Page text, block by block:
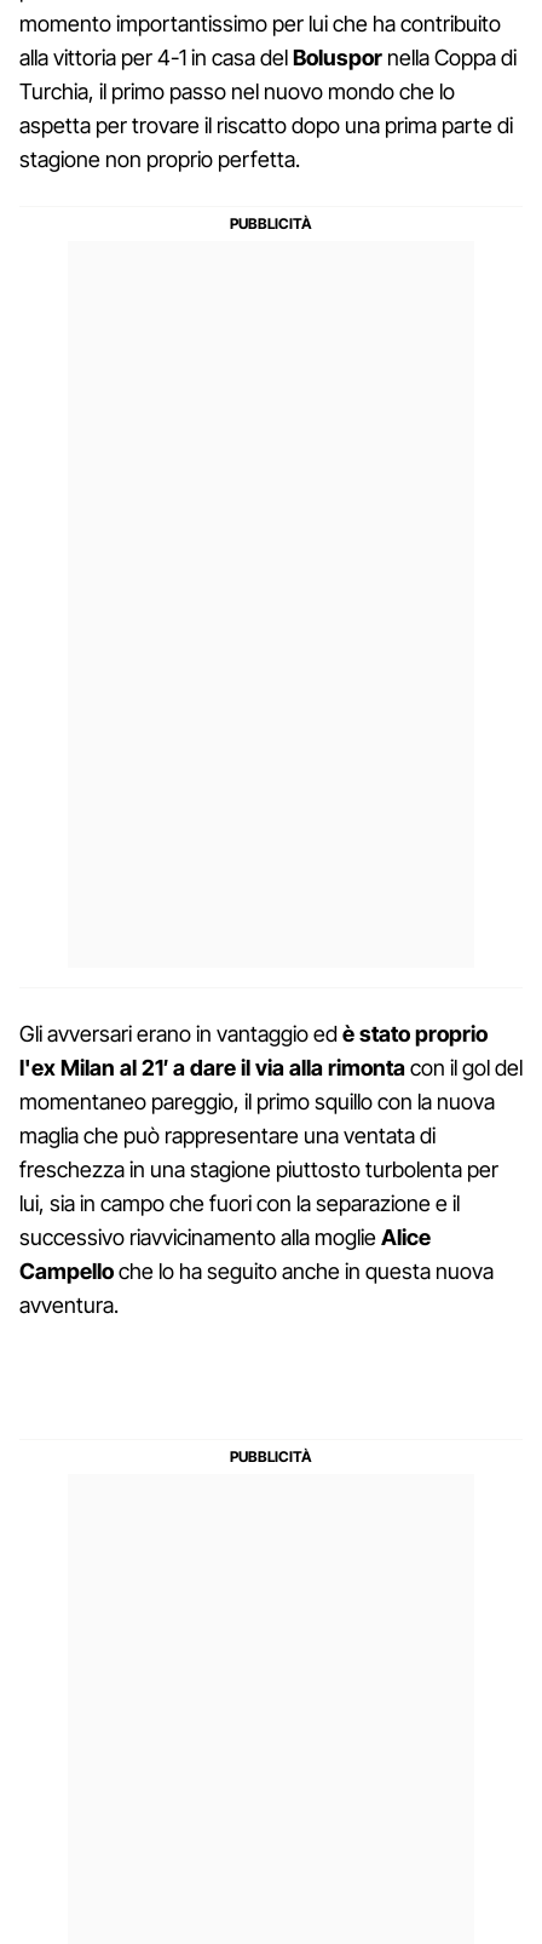
momento importantissimo per lui che ha contribuito
alla vittoria per 4-1 in casa delBoluspor nella Coppa di
Turchia, il primo passo nel nuovo mondo che lo
aspetta per trovare il riscatto dopo una prima parte di
stagione non proprio perfetta.
Gli avversari erano in vantaggio edè stato proprio
l'ex Milan al 21′ a dare il via alla rimontacon il gol del
momentaneo pareggio, il primo squillo con la nuova
maglia che può rappresentare una ventata di
freschezza in una stagione piuttosto turbolenta per
lui, sia in campo che fuori con la separazione e il
successivo riavvicinamento alla moglieAlice
Campelloche lo ha seguito anche in questa nuova
avventura.